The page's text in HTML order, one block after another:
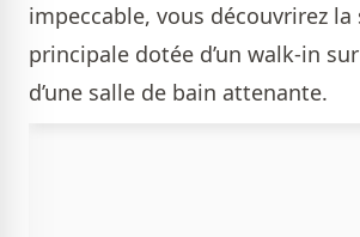
impeccable, vous découvrirez la
principale dotée d’un walk-in
d’une salle de bain attenante.